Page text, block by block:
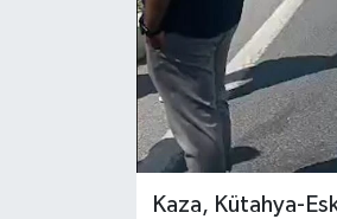
Kaza, Kütahya-